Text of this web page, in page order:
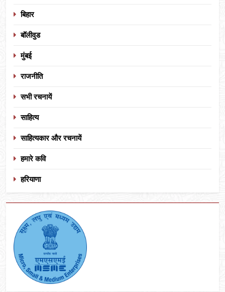
बिहार
बॉलीवुड
मुंबई
राजनीति
सभी रचनायें
साहित्य
साहित्यकार और रचनायें
हमारे कवि
हरियाणा